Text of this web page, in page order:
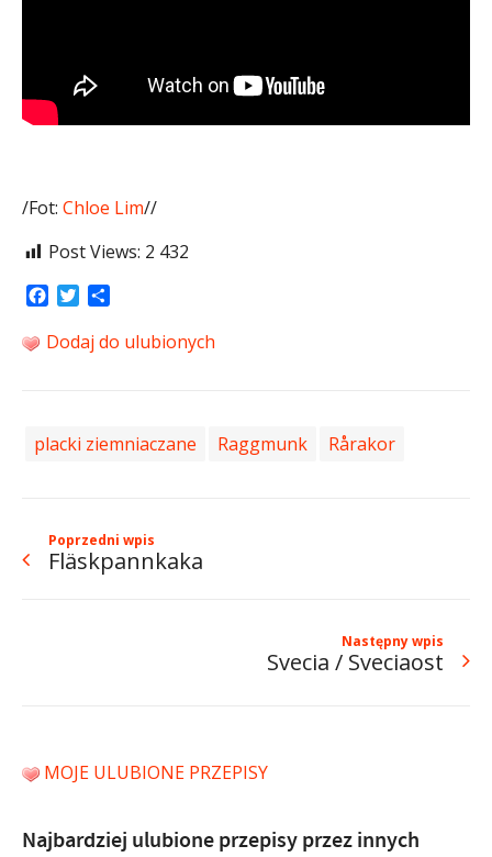
/Fot: Chloe Lim//
Post Views: 2 432
Facebook
Twitter
Dodaj do ulubionych
placki ziemniaczane Raggmunk Rårakor
Poprzedni wpis
Fläskpannkaka
Następny wpis
Svecia / Sveciaost
MOJE ULUBIONE PRZEPISY
Najbardziej ulubione przepisy przez innych